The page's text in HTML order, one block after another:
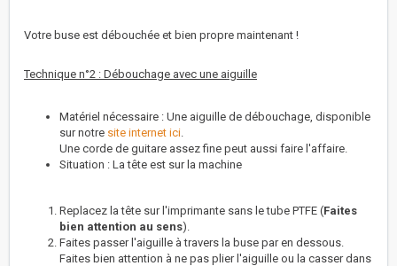
Votre buse est débouchée et bien propre maintenant !
Technique n°2 : Débouchage avec une aiguille
Matériel nécessaire : Une aiguille de débouchage, disponible
sur notre site internet ici
Une corde de guitare assez fine peut aussi faire l'affaire.
Situation : La tête est sur la machine
Replacez la tête sur l'imprimante sans le tube PTFE (Faites
bien attention au sens).
Faites passer l'aiguille à travers la buse par en dessous.
Faites bien attention à ne pas plier l'aiguille ou la casser dans